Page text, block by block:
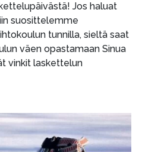
Jos haluat
suosittelemme
tunnilla, sieltä saat
väen opastamaan Sinua
vinkit laskettelun